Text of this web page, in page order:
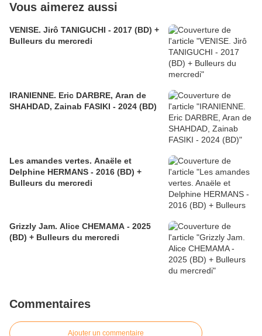
Vous aimerez aussi
VENISE. Jirô TANIGUCHI - 2017 (BD) +
Bulleurs du mercredi
IRANIENNE. Eric DARBRE, Aran de
SHAHDAD, Zainab FASIKI - 2024 (BD)
Les amandes vertes. Anaële et
Delphine HERMANS - 2016 (BD) +
Bulleurs du mercredi
Grizzly Jam. Alice CHEMAMA - 2025
(BD) + Bulleurs du mercredi
Commentaires
Ajouter un commentaire